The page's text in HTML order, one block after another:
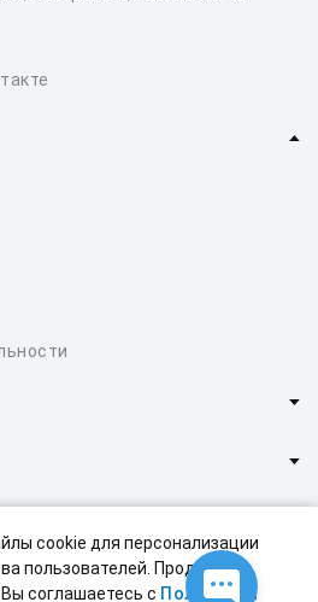
cookie для персонализации
пользователей. Продолжая
соглашаетесь с Политикой